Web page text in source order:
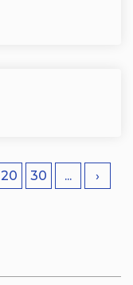
20 30 ...
›